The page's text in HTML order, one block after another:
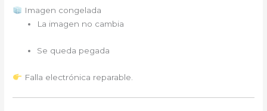
Imagen congelada
La imagen no cambia
Se queda pegada
Falla electrónica reparable.